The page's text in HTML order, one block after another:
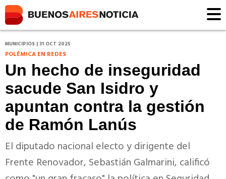
MUNICIPIOS | 31 OCT 2025
POLÉMICA EN REDES
Un hecho de inseguridad
sacude San Isidro y
apuntan contra la gestión
de Ramón Lanús
El diputado nacional electo y dirigente del
Frente Renovador, Sebastián Galmarini, calificó